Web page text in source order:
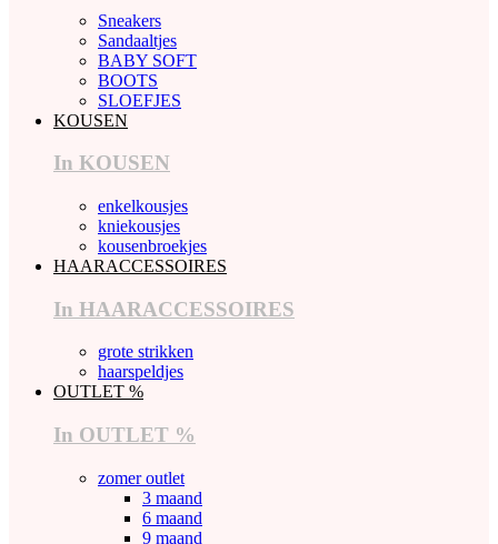
Sneakers
Sandaaltjes
BABY SOFT
BOOTS
SLOEFJES
KOUSEN
In KOUSEN
enkelkousjes
kniekousjes
kousenbroekjes
HAARACCESSOIRES
In HAARACCESSOIRES
grote strikken
haarspeldjes
OUTLET %
In OUTLET %
zomer outlet
3 maand
6 maand
9 maand